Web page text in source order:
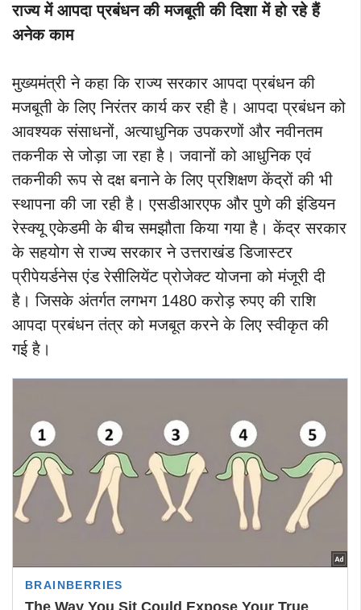
राज्य में आपदा प्रबंधन की मजबूती की दिशा में हो रहे हैं
अनेक काम
मुख्यमंत्री ने कहा कि राज्य सरकार आपदा प्रबंधन की
मजबूती के लिए निरंतर कार्य कर रही है। आपदा प्रबंधन को
आवश्यक संसाधनों, अत्याधुनिक उपकरणों और नवीनतम
तकनीक से जोड़ा जा रहा है। जवानों को आधुनिक एवं
तकनीकी रूप से दक्ष बनाने के लिए प्रशिक्षण केंद्रों की भी
स्थापना की जा रही है। एसडीआरएफ और पुणे की इंडियन
रेस्क्यू एकेडमी के बीच समझौता किया गया है। केंद्र सरकार
के सहयोग से राज्य सरकार ने उत्तराखंड डिजास्टर
प्रीपेयर्डनेस एंड रेसीलियेंट प्रोजेक्ट योजना को मंजूरी दी
है। जिसके अंतर्गत लगभग 1480 करोड़ रुपए की राशि
आपदा प्रबंधन तंत्र को मजबूत करने के लिए स्वीकृत की
गई है।